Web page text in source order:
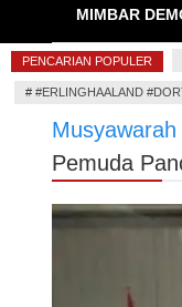
MIMBAR
PENCARIAN POPULER
# #ERLINGHAALAND
Pemuda